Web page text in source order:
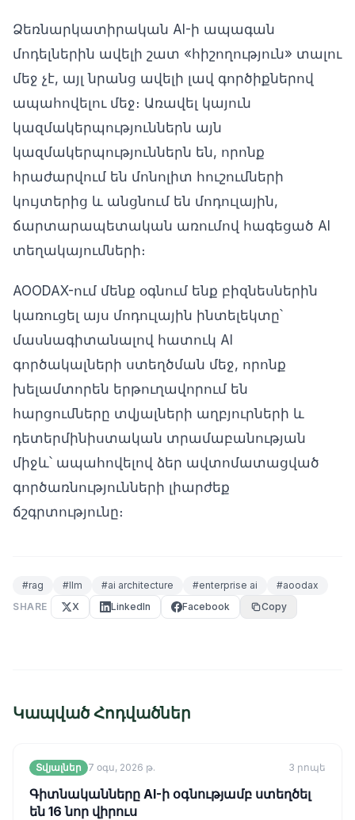
Ձեռնարկատիրական AI-ի ապագան
մոդելներին ավելի շատ «հիշողություն» տալու
մեջ չէ, այլ նրանց ավելի լավ գործիքներով
ապահովելու մեջ։ Առավել կայուն
կազմակերպություններն այն
կազմակերպություններն են, որոնք
հրաժարվում են մոնոլիտ հուշումների
կույտերից և անցնում են մոդուլային,
ճարտարապետական առումով հագեցած AI
տեղակայումների։
AOODAX-ում մենք օգնում ենք բիզնեսներին
կառուցել այս մոդուլային ինտելեկտը՝
մասնագիտանալով հատուկ AI
գործակալների ստեղծման մեջ, որոնք
խելամտորեն երթուղավորում են
հարցումները տվյալների աղբյուրների և
դետերմինիստական տրամաբանության
միջև՝ ապահովելով ձեր ավտոմատացված
գործառնությունների լիարժեք
ճշգրտությունը։
#rag #llm #ai architecture #enterprise ai #aoodax
SHARE
X LinkedIn Facebook Copy
Կապված Հոդվածներ
Տվյալներ 7 օգս, 2026 թ. 3 րոպե
Գիտնականները AI-ի օգնությամբ ստեղծել
են 16 նոր վիրուս